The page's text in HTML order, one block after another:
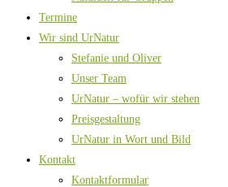
Termine
Wir sind UrNatur
Stefanie und Oliver
Unser Team
UrNatur – wofür wir stehen
Preisgestaltung
UrNatur in Wort und Bild
Kontakt
Kontaktformular